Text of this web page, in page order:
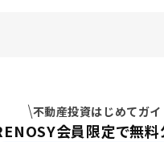
不動産投資はじめてガイ
会員限定で無料